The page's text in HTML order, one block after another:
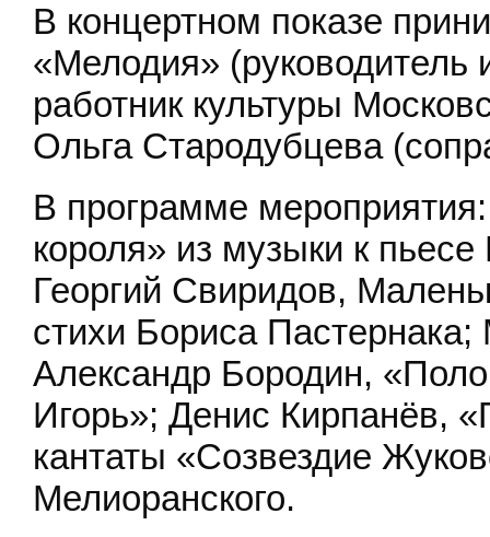
В концертном показе
«Мелодия»
работник культуры
Ольга Стародубцева
В программе
короля» из музыки к
Георгий Свиридов,
стихи Бориса
Александр Бородин,
Игорь»; Денис Кирпанёв,
кантаты «Созвездие
Мелиоранского.